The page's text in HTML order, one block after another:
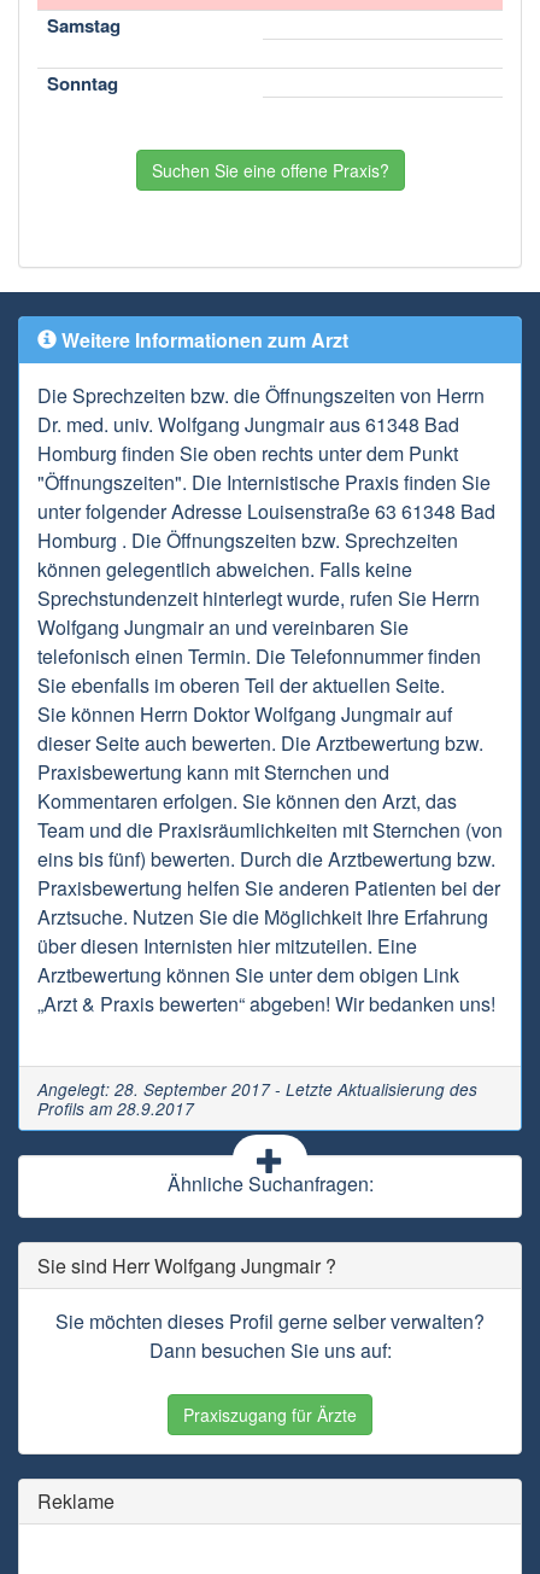
Samstag
Sonntag
Suchen Sie eine offene Praxis?
Weitere Informationen zum Arzt
Die Sprechzeiten bzw. die Öffnungszeiten von Herrn
Dr. med. univ. Wolfgang Jungmair aus 61348 Bad
Homburg finden Sie oben rechts unter dem Punkt
"Öffnungszeiten". Die Internistische Praxis finden Sie
unter folgender Adresse Louisenstraße 63 61348 Bad
Homburg . Die Öffnungszeiten bzw. Sprechzeiten
können gelegentlich abweichen. Falls keine
Sprechstundenzeit hinterlegt wurde, rufen Sie Herrn
Wolfgang Jungmair an und vereinbaren Sie
telefonisch einen Termin. Die Telefonnummer finden
Sie ebenfalls im oberen Teil der aktuellen Seite.
Sie können Herrn Doktor Wolfgang Jungmair auf
dieser Seite auch bewerten. Die Arztbewertung bzw.
Praxisbewertung kann mit Sternchen und
Kommentaren erfolgen. Sie können den Arzt, das
Team und die Praxisräumlichkeiten mit Sternchen (von
eins bis fünf) bewerten. Durch die Arztbewertung bzw.
Praxisbewertung helfen Sie anderen Patienten bei der
Arztsuche. Nutzen Sie die Möglichkeit Ihre Erfahrung
über diesen Internisten hier mitzuteilen. Eine
Arztbewertung können Sie unter dem obigen Link
„Arzt & Praxis bewerten“ abgeben! Wir bedanken uns!
Angelegt: 28. September 2017 - Letzte Aktualisierung des
Profils am 28.9.2017
Ähnliche Suchanfragen:
Sie sind Herr Wolfgang Jungmair ?
Sie möchten dieses Profil gerne selber verwalten?
Dann besuchen Sie uns auf:
Praxiszugang für Ärzte
Reklame